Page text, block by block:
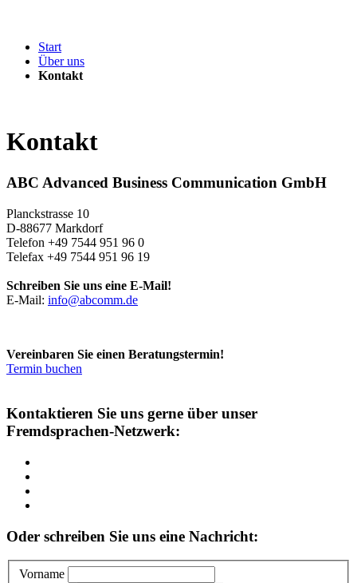
Start
Über uns
Kontakt
Kontakt
ABC Advanced Business Communication GmbH
Planckstrasse 10
D-88677 Markdorf
Telefon +49 7544 951 96 0
Telefax +49 7544 951 96 19
Schreiben Sie uns eine E-Mail!
E-Mail: info@abcomm.de
Vereinbaren Sie einen Beratungstermin!
Termin buchen
Kontaktieren Sie uns gerne über unser
Fremdsprachen-Netzwerk:
Oder schreiben Sie uns eine Nachricht:
Vorname